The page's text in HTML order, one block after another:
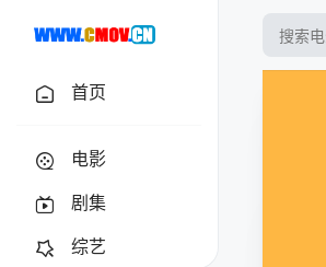
首页
电影
剧集
综艺